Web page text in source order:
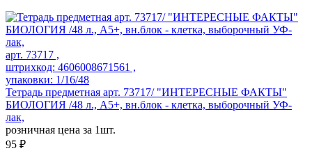
арт. 73717 ,
штрихкод: 4606008671561 ,
упаковки: 1/16/48
Тетрадь предметная арт. 73717/ "ИНТЕРЕСНЫЕ ФАКТЫ"
БИОЛОГИЯ /48 л., А5+, вн.блок - клетка, выборочный УФ-
лак,
розничная цена за 1шт.
95 ₽